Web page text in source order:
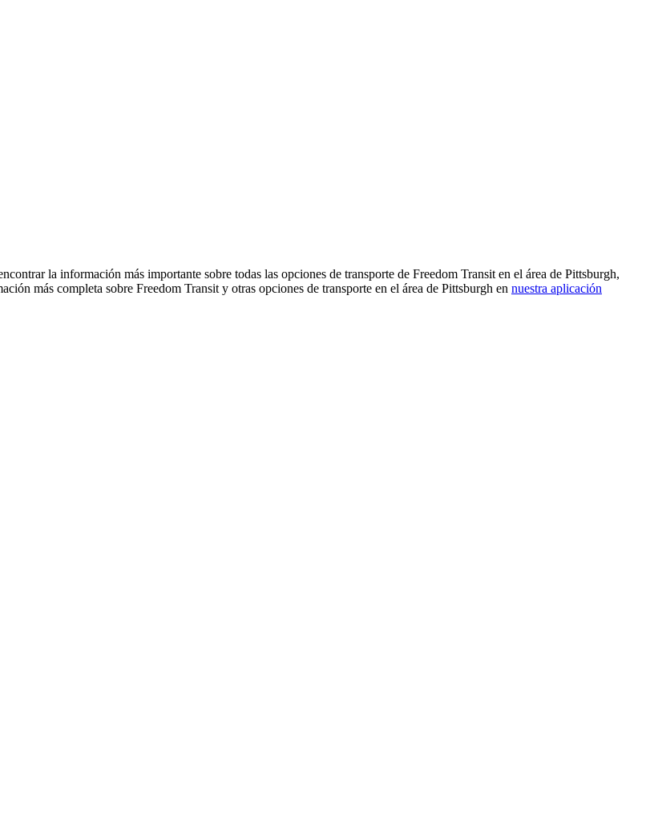
la información más importante sobre todas las opciones de transporte de Freedom Transit en el área de Pittsburgh,
más completa sobre Freedom Transit y otras opciones de transporte en el área de Pittsburgh en nuestra aplicación